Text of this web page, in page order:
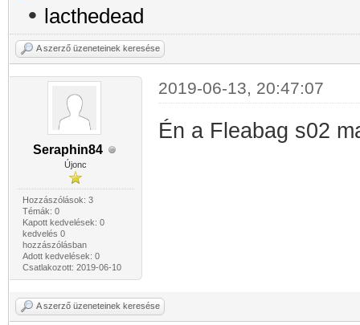
• lacthedead
A szerző üzeneteinek keresése
Seraphin84
Újonc
Hozzászólások: 3
Témák: 0
Kapott kedvelések: 0
kedvelés 0
hozzászólásban
Adott kedvelések: 0
Csatlakozott: 2019-06-10
2019-06-13, 20:47:07
Én a Fleabag s02
A szerző üzeneteinek keresése